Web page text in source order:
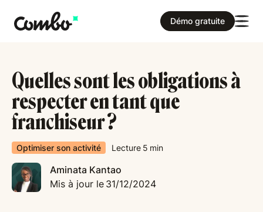
Démo gratuite
Quelles sont les obligations à
respecter en tant que
franchiseur ?
Optimiser son activité Lecture 5 min
Aminata Kantao
Mis à jour le 31/12/2024